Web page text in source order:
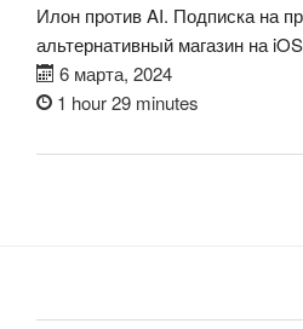
Илон против AI. Подписка на
альтернативный магазин на
6 марта, 2024
1 hour 29 minutes